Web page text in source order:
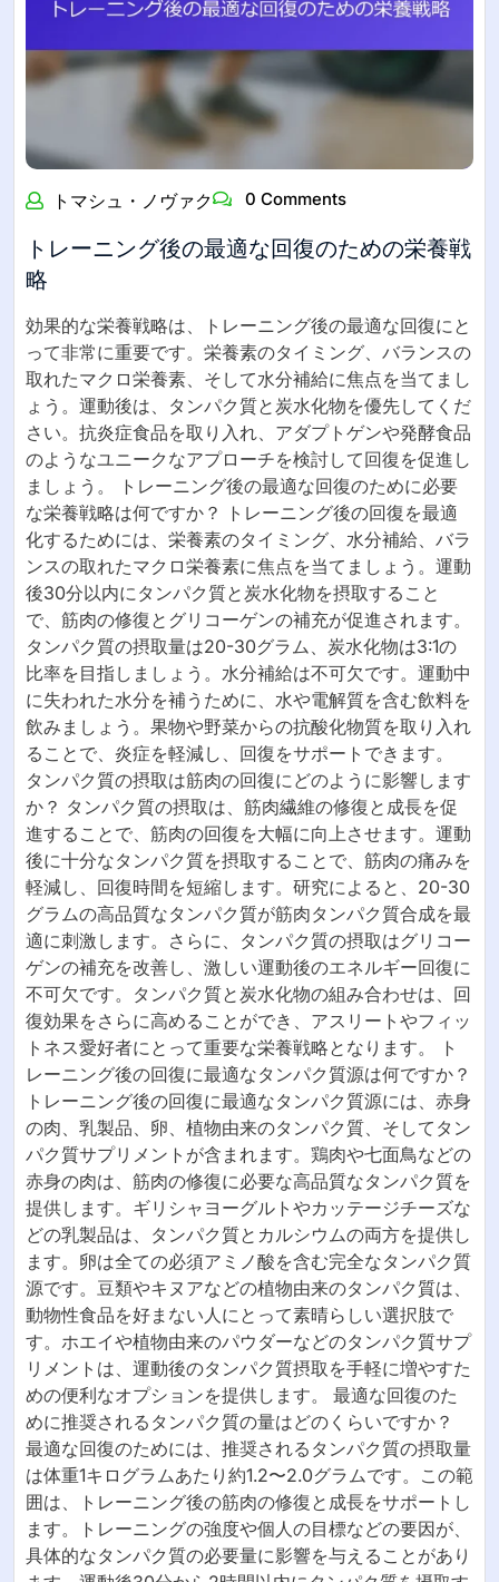
トマシュ・ノヴァク 0 Comments
トレーニング後の最適な回復のための栄養戦
略
効果的な栄養戦略は、トレーニング後の最適な回復にと
って非常に重要です。栄養素のタイミング、バランスの
取れたマクロ栄養素、そして水分補給に焦点を当てまし
ょう。運動後は、タンパク質と炭水化物を優先してくだ
さい。抗炎症食品を取り入れ、アダプトゲンや発酵食品
のようなユニークなアプローチを検討して回復を促進し
ましょう。 トレーニング後の最適な回復のために必要
な栄養戦略は何ですか？ トレーニング後の回復を最適
化するためには、栄養素のタイミング、水分補給、バラ
ンスの取れたマクロ栄養素に焦点を当てましょう。運動
後30分以内にタンパク質と炭水化物を摂取すること
で、筋肉の修復とグリコーゲンの補充が促進されます。
タンパク質の摂取量は20-30グラム、炭水化物は3:1の
比率を目指しましょう。水分補給は不可欠です。運動中
に失われた水分を補うために、水や電解質を含む飲料を
飲みましょう。果物や野菜からの抗酸化物質を取り入れ
ることで、炎症を軽減し、回復をサポートできます。
タンパク質の摂取は筋肉の回復にどのように影響します
か？ タンパク質の摂取は、筋肉繊維の修復と成長を促
進することで、筋肉の回復を大幅に向上させます。運動
後に十分なタンパク質を摂取することで、筋肉の痛みを
軽減し、回復時間を短縮します。研究によると、20-30
グラムの高品質なタンパク質が筋肉タンパク質合成を最
適に刺激します。さらに、タンパク質の摂取はグリコー
ゲンの補充を改善し、激しい運動後のエネルギー回復に
不可欠です。タンパク質と炭水化物の組み合わせは、回
復効果をさらに高めることができ、アスリートやフィッ
トネス愛好者にとって重要な栄養戦略となります。 ト
レーニング後の回復に最適なタンパク質源は何ですか？
トレーニング後の回復に最適なタンパク質源には、赤身
の肉、乳製品、卵、植物由来のタンパク質、そしてタン
パク質サプリメントが含まれます。鶏肉や七面鳥などの
赤身の肉は、筋肉の修復に必要な高品質なタンパク質を
提供します。ギリシャヨーグルトやカッテージチーズな
どの乳製品は、タンパク質とカルシウムの両方を提供し
ます。卵は全ての必須アミノ酸を含む完全なタンパク質
源です。豆類やキヌアなどの植物由来のタンパク質は、
動物性食品を好まない人にとって素晴らしい選択肢で
す。ホエイや植物由来のパウダーなどのタンパク質サプ
リメントは、運動後のタンパク質摂取を手軽に増やすた
めの便利なオプションを提供します。 最適な回復のた
めに推奨されるタンパク質の量はどのくらいですか？
最適な回復のためには、推奨されるタンパク質の摂取量
は体重1キログラムあたり約1.2〜2.0グラムです。この範
囲は、トレーニング後の筋肉の修復と成長をサポートし
ます。トレーニングの強度や個人の目標などの要因が、
具体的なタンパク質の必要量に影響を与えることがあり